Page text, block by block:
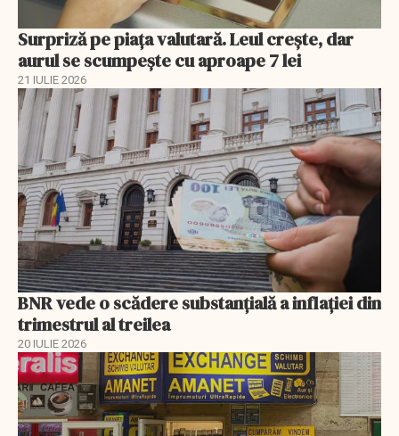
Surpriză pe piața valutară. Leul crește, dar
aurul se scumpește cu aproape 7 lei
21 IULIE 2026
BNR vede o scădere substanţială a inflaţiei din
trimestrul al treilea
20 IULIE 2026